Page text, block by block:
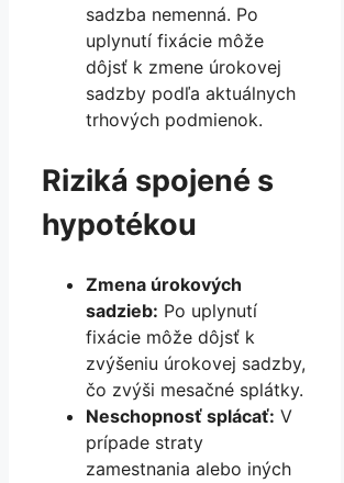
sadzba nemenná. Po
uplynutí fixácie môže
dôjsť k zmene úrokovej
sadzby podľa aktuálnych
trhových podmienok.
Riziká spojené s
hypotékou
Zmena úrokových
sadzieb: Po uplynutí
fixácie môže dôjsť k
zvýšeniu úrokovej sadzby,
čo zvýši mesačné splátky.
Neschopnosť splácať: V
prípade straty
zamestnania alebo iných